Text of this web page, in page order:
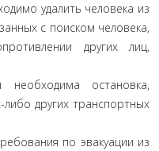
удалить человека из
с поиском человека,
других лиц,
остановка,
других транспортных
по эвакуации из